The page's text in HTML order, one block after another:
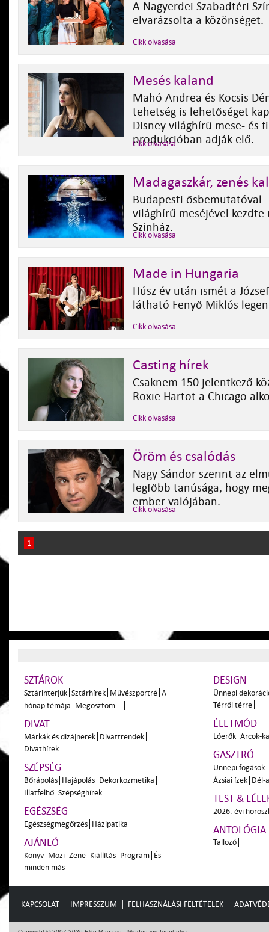
A Nagyerdei Szabadtéri
elvarázsolta a közönséget.
Cikk olvasása
Mesés kaland
Mahó Andrea és Kocsis
tehetség is lehetőséget
Disney világhírű mese- és
produkcióban adják elő.
Cikk olvasása
Madagaszkár, zenés
Budapesti ősbemutatóval
világhírű meséjével kezdte
Színház.
Cikk olvasása
Made in Hungaria
Húsz év után ismét a
látható Fenyő Miklós
Cikk olvasása
Casting hírek
Csaknem 150 jelentkező
Roxie Hartot a Chicago
Cikk olvasása
Öröm és csalódás
Nagy Sándor szerint az
legfőbb tanúsága, hogy
ember valójában.
Cikk olvasása
1
SZTÁROK
Sztárinterjúk Sztárhírek Művészportré A
hónap témája Megosztom...
DIVAT
Márkák és dizájnerek Divattrendek
Divathírek
SZÉPSÉG
Bőrápolás Hajápolás Dekorkozmetika
Illatfelhő Szépséghírek
EGÉSZSÉG
Egészségmegőrzés Házipatika
AJÁNLÓ
Könyv Mozi Zene Kiállítás Program És
minden más
DESIGN
Ünnepi
Térről térre
ÉLETMÓD
Lóerők Arcok-
GASZTRÓ
Ünnepi fogások
Ázsiai ízek Dél-
TEST &
2026. évi
ANTOLÓGIA
Tallozó
KAPCSOLAT IMPRESSZUM FELHASZNÁLÁSI FELTÉTELEK